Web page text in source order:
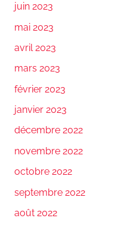
juin 2023
mai 2023
avril 2023
mars 2023
février 2023
janvier 2023
décembre 2022
novembre 2022
octobre 2022
septembre 2022
août 2022